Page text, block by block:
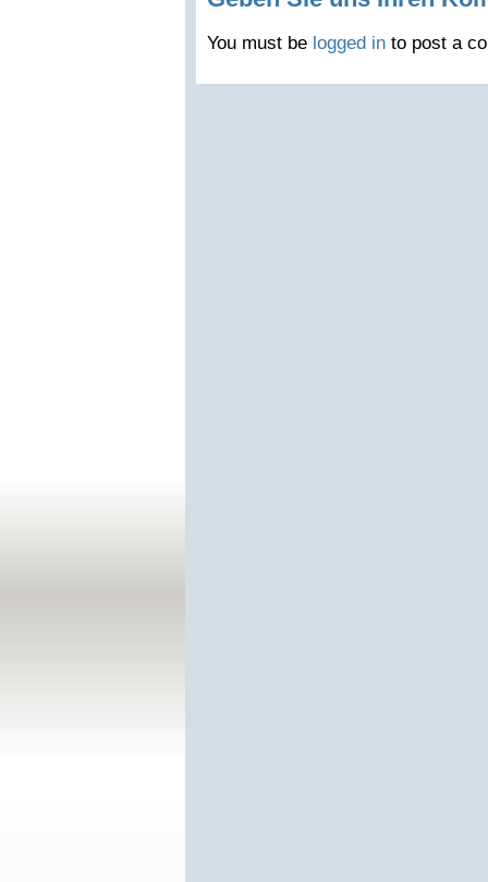
You must be logged in to post a